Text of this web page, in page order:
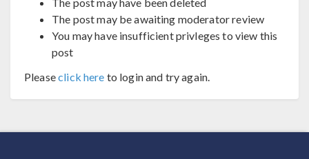
The post may be awaiting moderator review
You may have insufficient privleges to view this
post
Pleaseclick here to login and try again.